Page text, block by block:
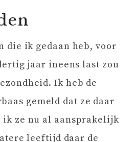
die ik gedaan heb, voor
jaar ineens last zou
Ik heb de
gemeld dat ze daar
ik ze nu al aansprakelijk
leeftijd daar de